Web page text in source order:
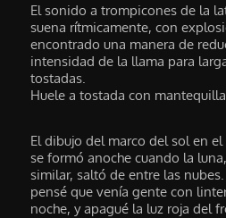
El sonido a trompicones de la
suena rítmicamente, con
encontrado una manera de
intensidad de la llama para
tostadas.
Huele a tostada con
El dibujo del marco del sol en
se formó anoche cuando la
similar, saltó de entre las
pensé que venía gente con
noche, y apagué la luz roja del